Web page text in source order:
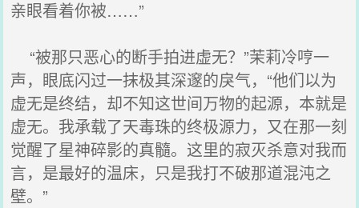
亲眼看着你被……”
“被那只恶心的断手拍进虚无？”茉莉冷哼一
声，眼底闪过一抹极其深邃的戾气，“他们以为
虚无是终结，却不知这世间万物的起源，本就是
虚无。我承载了天毒珠的终极源力，又在那一刻
觉醒了星神碎影的真髓。这里的寂灭杀意对我而
言，是最好的温床，只是我打不破那道混沌之
壁。”